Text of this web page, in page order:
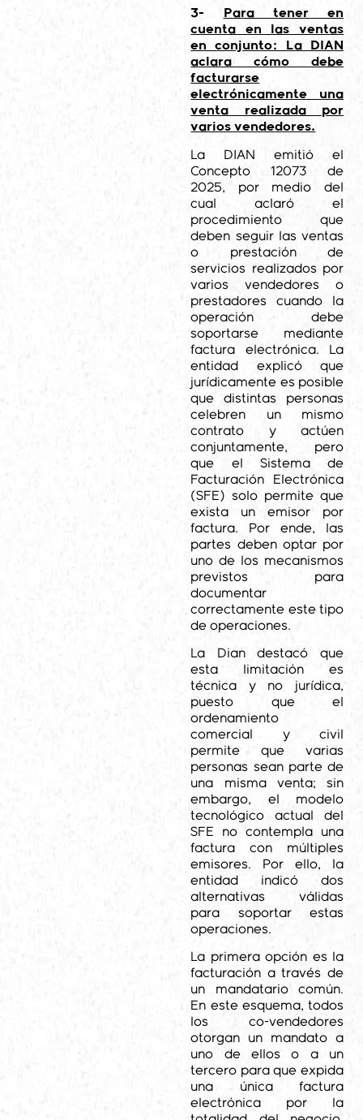
3-
Para tener en
cuenta en las ventas
en conjunto: La DIAN
aclara cómo debe
facturarse
electrónicamente una
venta realizada por
varios vendedores.
La DIAN emitió el
Concepto 12073 de
2025, por medio del
cual aclaró el
procedimiento que
deben seguir las ventas
o prestación de
servicios realizados por
varios vendedores o
prestadores cuando la
operación debe
soportarse mediante
factura electrónica. La
entidad explicó que
jurídicamente es posible
que distintas personas
celebren un mismo
contrato y actúen
conjuntamente, pero
que el Sistema de
Facturación Electrónica
(SFE) solo permite que
exista un emisor por
factura. Por ende, las
partes deben optar por
uno de los mecanismos
previstos para
documentar
correctamente este tipo
de operaciones.
La Dian destacó que
esta limitación es
técnica y no jurídica,
puesto que el
ordenamiento
comercial y civil
permite que varias
personas sean parte de
una misma venta; sin
embargo, el modelo
tecnológico actual del
SFE no contempla una
factura con múltiples
emisores. Por ello, la
entidad indicó dos
alternativas válidas
para soportar estas
operaciones.
La primera opción es la
facturación a través de
un mandatario común.
En este esquema, todos
los co-vendedores
otorgan un mandato a
uno de ellos o a un
tercero para que expida
una única factura
electrónica por la